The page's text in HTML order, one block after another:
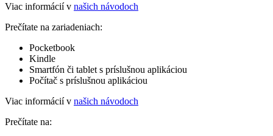
Viac informácií v našich návodoch
Prečítate na zariadeniach:
Pocketbook
Kindle
Smartfón či tablet s príslušnou aplikáciou
Počítač s príslušnou aplikáciou
Viac informácií v našich návodoch
Prečítate na: